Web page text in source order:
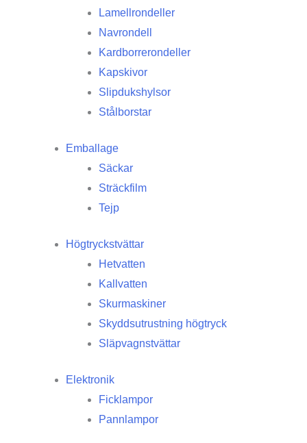
Lamellrondeller
Navrondell
Kardborrerondeller
Kapskivor
Slipdukshylsor
Stålborstar
Emballage
Säckar
Sträckfilm
Tejp
Högtryckstvättar
Hetvatten
Kallvatten
Skurmaskiner
Skyddsutrustning högtryck
Släpvagnstvättar
Elektronik
Ficklampor
Pannlampor